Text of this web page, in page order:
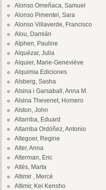
Alonso Omeñaca, Samuel
Alonso Pimentel, Sara
Alonso Villaverde, Francisco
Alou, Damián
Alphen, Pauline
Alquézar, Julia
Alquier, Marie-Geneviève
Alquimia Ediciones
Alsberg, Sasha
Alsina i Garsaball, Anna M.
Alsina Thevenet, Homero
Alston, John
Altarriba, Eduard
Altarriba Ordóñez, Antonio
Altegoer, Regine
Alter, Anna
Alterman, Eric
Altés, Marta
Altimir , Mercé
Altimir, Kei Kensho